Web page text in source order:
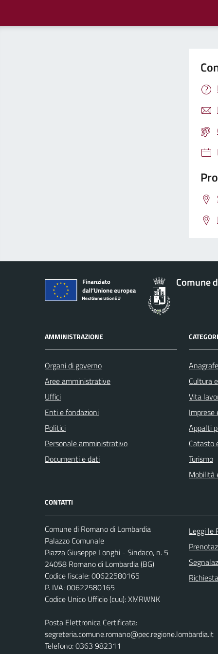
Comune
AMMINISTRAZIONE
Organi di governo
Aree amministrative
Uffici
Enti e fondazioni
Politici
Personale amministrativo
Documenti e dati
Cultura
Vita
Imprese
Appalti
Catasto
Turismo
Mobilità
CONTATTI
Comune di Romano di Lombardia
Palazzo Comunale
Piazza Giuseppe Longhi - Sindaco, n. 5
24058 Romano di Lombardia (BG)
Codice fiscale: 00622580165
P. IVA: 00622580165
Codice Unico Ufficio (cuu): XMRWNK
Posta Elettronica Certificata:
segreteria.comune.romano@pec.regione.lombardia.it
Telefono: 0363 982311
Leggi le